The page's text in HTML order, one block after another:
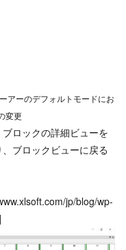
アーのデフォルトモードにお
変更
ロックの詳細ビューを
ブロックビューに戻る
jp/blog/wp-